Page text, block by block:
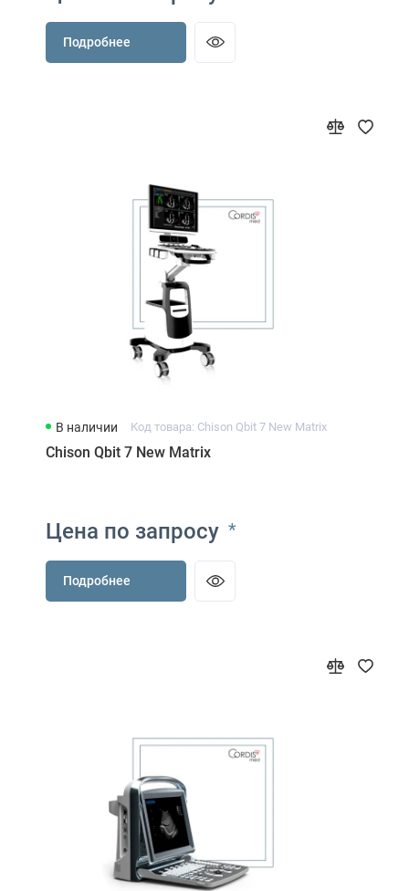
Подробнее
В наличии Код товара: Chison Qbit 7 New Matrix
Chison Qbit 7 New Matrix
Цена по запросу *
Подробнее